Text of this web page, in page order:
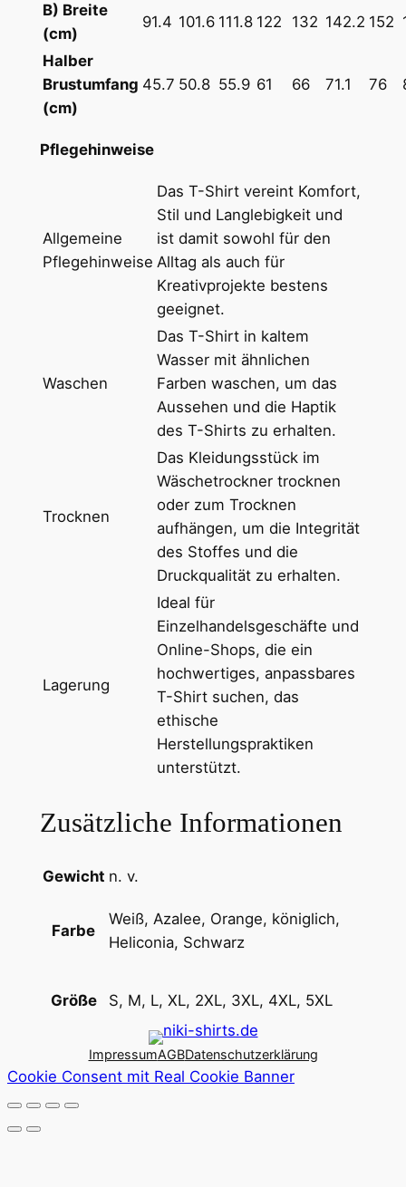
r
t
m
R
h
a
s
B) Breite
(cm)
91.4 101.6 111.8 122 132 142.2 152
Halber
Brustumfang
(cm)
45.7 50.8 55.9 61 66 71.1 76
Pflegehinweise
Allgemeine
Pflegehinweise
Das T-Shirt vereint Komfort,
Stil und Langlebigkeit und
ist damit sowohl für den
Alltag als auch für
Kreativprojekte bestens
geeignet.
Waschen
Das T-Shirt in kaltem
Wasser mit ähnlichen
Farben waschen, um das
Aussehen und die Haptik
des T-Shirts zu erhalten.
Trocknen
Das Kleidungsstück im
Wäschetrockner trocknen
oder zum Trocknen
aufhängen, um die Integrität
des Stoffes und die
Druckqualität zu erhalten.
Lagerung
Ideal für
Einzelhandelsgeschäfte und
Online-Shops, die ein
hochwertiges, anpassbares
T-Shirt suchen, das
ethische
Herstellungspraktiken
unterstützt.
Zusätzliche Informationen
Gewicht n. v.
Farbe
Weiß, Azalee, Orange, königlich,
Heliconia, Schwarz
Größe S, M, L, XL, 2XL, 3XL, 4XL, 5XL
ImpressumAGBDatenschutzerklärung
Cookie Consent mit Real Cookie Banner